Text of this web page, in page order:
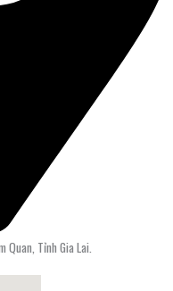
Quan, Tỉnh Gia Lai.